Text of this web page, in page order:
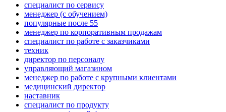
специалист по сервису
менеджер (с обучением)
популярные после 55
менеджер по корпоративным продажам
специалист по работе с заказчиками
техник
директор по персоналу
управляющий магазином
менеджер по работе с крупными клиентами
медицинский директор
наставник
специалист по продукту